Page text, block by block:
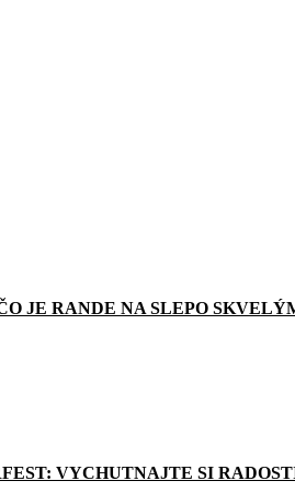
JE RANDE NA SLEPO
VYCHUTNAJTE SI